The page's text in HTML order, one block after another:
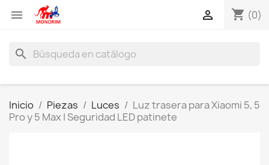
 shopping_cart (0)

search
Inicio Piezas Luces
Luz trasera para Xiaomi 5, 5
Pro y 5 Max | Seguridad LED patinete